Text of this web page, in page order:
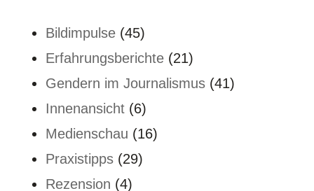
Bildimpulse(45)
Erfahrungsberichte(21)
Gendern im Journalismus(41)
Innenansicht(6)
Medienschau (16)
Praxistipps(29)
Rezension (4)